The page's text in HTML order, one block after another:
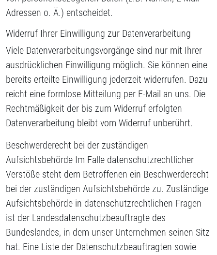
Adressen o. Ä.) entscheidet.
Widerruf Ihrer Einwilligung zur Datenverarbeitung
Viele Datenverarbeitungsvorgänge sind nur mit Ihrer
ausdrücklichen Einwilligung möglich. Sie können eine
bereits erteilte Einwilligung jederzeit widerrufen. Dazu
reicht eine formlose Mitteilung per E-Mail an uns. Die
Rechtmäßigkeit der bis zum Widerruf erfolgten
Datenverarbeitung bleibt vom Widerruf unberührt.
Beschwerderecht bei der zuständigen
Aufsichtsbehörde Im Falle datenschutzrechtlicher
Verstöße steht dem Betroffenen ein Beschwerderecht
bei der zuständigen Aufsichtsbehörde zu. Zuständige
Aufsichtsbehörde in datenschutzrechtlichen Fragen
ist der Landesdatenschutzbeauftragte des
Bundeslandes, in dem unser Unternehmen seinen Sitz
hat. Eine Liste der Datenschutzbeauftragten sowie